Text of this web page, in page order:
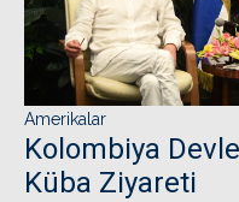
Amerikalar
Kolombiya
Küba Ziyareti